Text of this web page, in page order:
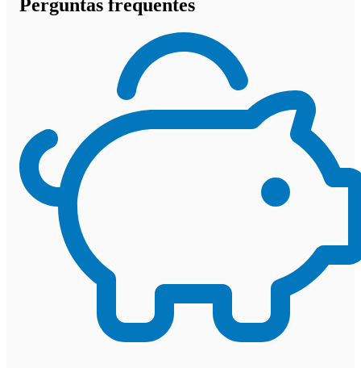
Perguntas frequentes